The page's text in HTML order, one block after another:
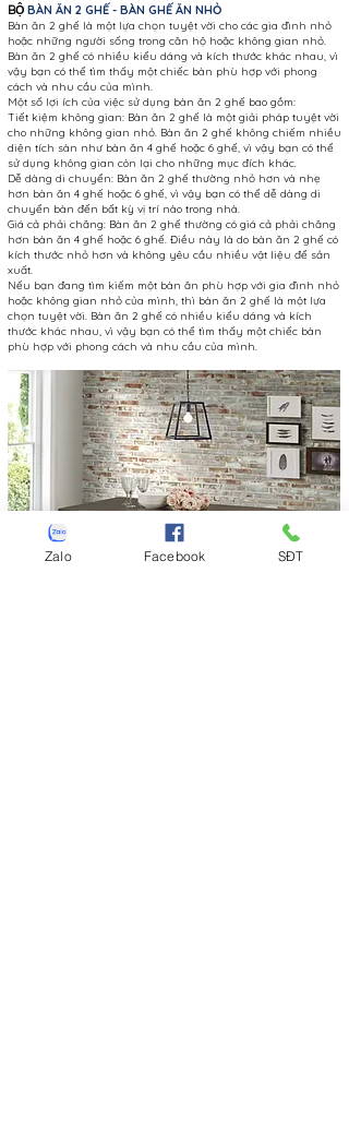
BỘ BÀN ĂN 2 GHẾ - BÀN GHẾ ĂN NHỎ
Bàn ăn 2 ghế là một lựa chọn tuyệt vời cho các gia đình nhỏ
hoặc những người sống trong căn hộ hoặc không gian nhỏ.
Bàn ăn 2 ghế có nhiều kiểu dáng và kích thước khác nhau, vì
vậy bạn có thể tìm thấy một chiếc bàn phù hợp với phong
cách và nhu cầu của mình.
Một số lợi ích của việc sử dụng bàn ăn 2 ghế bao gồm:
Tiết kiệm không gian: Bàn ăn 2 ghế là một giải pháp tuyệt vời
cho những không gian nhỏ. Bàn ăn 2 ghế không chiếm nhiều
diện tích sàn như bàn ăn 4 ghế hoặc 6 ghế, vì vậy bạn có thể
sử dụng không gian còn lại cho những mục đích khác.
Dễ dàng di chuyển: Bàn ăn 2 ghế thường nhỏ hơn và nhẹ
hơn bàn ăn 4 ghế hoặc 6 ghế, vì vậy bạn có thể dễ dàng di
chuyển bàn đến bất kỳ vị trí nào trong nhà.
Giá cả phải chăng: Bàn ăn 2 ghế thường có giá cả phải chăng
hơn bàn ăn 4 ghế hoặc 6 ghế. Điều này là do bàn ăn 2 ghế có
kích thước nhỏ hơn và không yêu cầu nhiều vật liệu để sản
xuất.
Nếu bạn đang tìm kiếm một bàn ăn phù hợp với gia đình nhỏ
hoặc không gian nhỏ của mình, thì bàn ăn 2 ghế là một lựa
chọn tuyệt vời. Bàn ăn 2 ghế có nhiều kiểu dáng và kích
thước khác nhau, vì vậy bạn có thể tìm thấy một chiếc bàn
phù hợp với phong cách và nhu cầu của mình.
Zalo Facebook SĐT